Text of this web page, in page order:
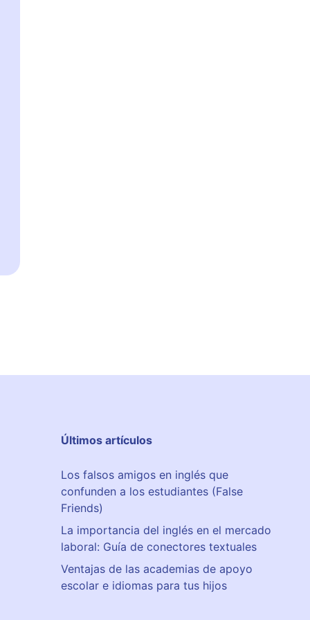
Últimos artículos
Los falsos amigos en inglés que
confunden a los estudiantes (False
Friends)
La importancia del inglés en el mercado
laboral: Guía de conectores textuales
Ventajas de las academias de apoyo
escolar e idiomas para tus hijos